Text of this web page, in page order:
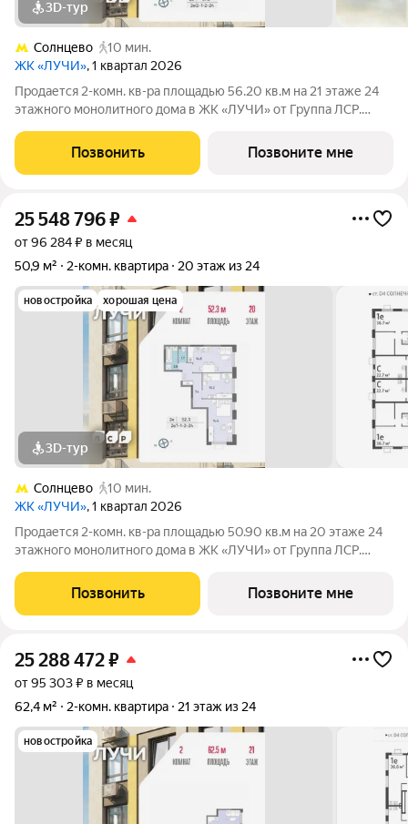
3D-тур
Солнцево
10 мин.
ЖК «ЛУЧИ», 1 квартал 2026
Продается 2-комн. кв-ра площадью 56.20 кв.м на 21 этаже 24
этажного монолитного дома в ЖК «ЛУЧИ» от Группа ЛСР.
самых зелёных и благоприятных для жизни районов столицы
Солнцево, который
Позвонить Позвоните мне
25 548 796₽
от 96 284 ₽ в месяц
50,9 м²
2-комн. квартира 20 этаж из 24
новостройка хорошая цена
3D-тур
Солнцево
10 мин.
ЖК «ЛУЧИ», 1 квартал 2026
Продается 2-комн. кв-ра площадью 50.90 кв.м на 20 этаже 24
этажного монолитного дома в ЖК «ЛУЧИ» от Группа ЛСР.
самых зелёных и благоприятных для жизни районов столицы
Солнцево, который
Позвонить Позвоните мне
25 288 472₽
от 95 303 ₽ в месяц
62,4 м²
2-комн. квартира 21 этаж из 24
новостройка